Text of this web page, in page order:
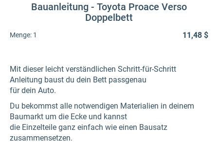
Bauanleitung - Toyota Proace Verso
Doppelbett
Menge: 1 11,48 $
Mit dieser leicht verständlichen Schritt-für-Schritt
Anleitung baust du dein Bett passgenau
für dein Auto.
Du bekommst alle notwendigen Materialien in deinem
Baumarkt um die Ecke und kannst
die Einzelteile ganz einfach wie einen Bausatz
zusammensetzen.